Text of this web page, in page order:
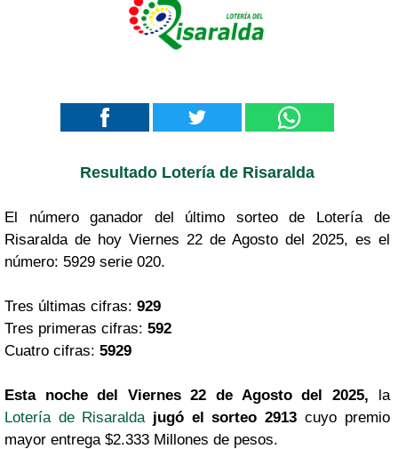
Resultado Lotería de Risaralda
El número ganador del último sorteo de Lotería de
Risaralda de hoy Viernes 22 de Agosto del 2025, es el
número: 5929 serie 020.
Tres últimas cifras: 929
Tres primeras cifras: 592
Cuatro cifras: 5929
Esta noche del Viernes 22 de Agosto del 2025, la
Lotería de Risaralda jugó el sorteo 2913 cuyo premio
mayor entrega $2.333 Millones de pesos.